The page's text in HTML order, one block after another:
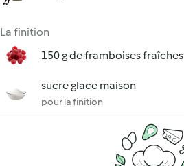
La finition
150 g de framboises fraîches
sucre glace maison
pour la finition